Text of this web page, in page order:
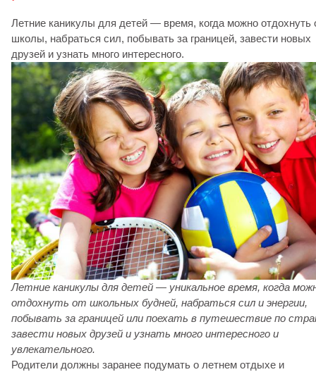
Летние каникулы для детей — время, когда можно отдохнуть
школы, набраться сил, побывать за границей, завести новых
друзей и узнать много интересного.
Летние каникулы для детей — уникальное время, когда
отдохнуть от школьных будней, набраться сил и энергии,
побывать за границей или поехать в путешествие по
завести новых друзей и узнать много интересного и
увлекательного.
Родители должны заранее подумать о летнем отдыхе и